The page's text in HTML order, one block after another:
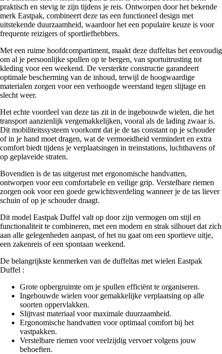
praktisch en stevig te zijn tijdens je reis. Ontworpen door het bekende
merk Eastpak, combineert deze tas een functioneel design met
uitstekende duurzaamheid, waardoor het een populaire keuze is voor
frequente reizigers of sportliefhebbers.
Met een ruime hoofdcompartiment, maakt deze duffeltas het eenvoudig
om al je persoonlijke spullen op te bergen, van sportuitrusting tot
kleding voor een weekend. De versterkte constructie garandeert
optimale bescherming van de inhoud, terwijl de hoogwaardige
materialen zorgen voor een verhoogde weerstand tegen slijtage en
slecht weer.
Het echte voordeel van deze tas zit in de ingebouwde wielen, die het
transport aanzienlijk vergemakkelijken, vooral als de lading zwaar is.
Dit mobiliteitssysteem voorkomt dat je de tas constant op je schouder
of in je hand moet dragen, wat de vermoeidheid vermindert en extra
comfort biedt tijdens je verplaatsingen in treinstations, luchthavens of
op geplaveide straten.
Bovendien is de tas uitgerust met ergonomische handvatten,
ontworpen voor een comfortabele en veilige grip. Verstelbare riemen
zorgen ook voor een goede gewichtsverdeling wanneer je de tas liever
schuin of op je schouder draagt.
Dit model Eastpak Duffel valt op door zijn vermogen om stijl en
functionaliteit te combineren, met een modern en strak silhouet dat zich
aan alle gelegenheden aanpast, of het nu gaat om een sportieve uitje,
een zakenreis of een spontaan weekend.
De belangrijkste kenmerken van de duffeltas met wielen Eastpak
Duffel :
Grote opbergruimte om je spullen efficiënt te organiseren.
Ingebouwde wielen voor gemakkelijke verplaatsing op alle
soorten oppervlakken.
Slijtvast materiaal voor maximale duurzaamheid.
Ergonomische handvatten voor optimaal comfort bij het
vastpakken.
Verstelbare riemen voor veelzijdig vervoer volgens jouw
behoeften.